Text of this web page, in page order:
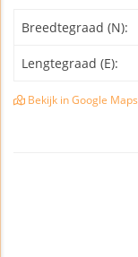
Breedtegraad (N):
Lengtegraad (E):
Bekijk in Google Maps